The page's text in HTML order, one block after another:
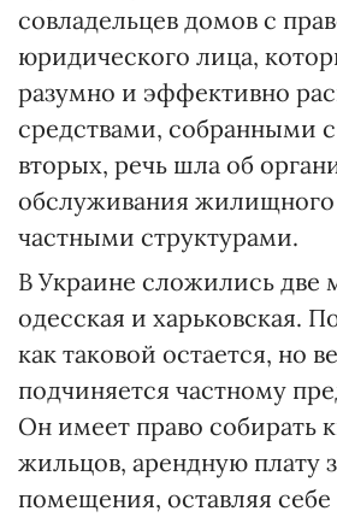
совладельцев домов с
юридического лица,
разумно и эффективно
средствами, собранными
вторых, речь шла об
обслуживания
частными структурами.
В Украине сложились две
одесская и харьковская.
как таковой остается, но
подчиняется частному
Он имеет право собирать
жильцов, арендную плату
помещения, оставляя